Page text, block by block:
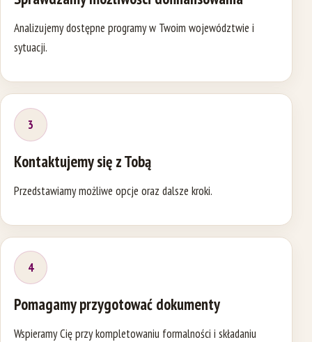
Analizujemy dostępne programy w Twoim województwie i
sytuacji.
3
Kontaktujemy się z Tobą
Przedstawiamy możliwe opcje oraz dalsze kroki.
4
Pomagamy przygotować dokumenty
Wspieramy Cię przy kompletowaniu formalności i składaniu